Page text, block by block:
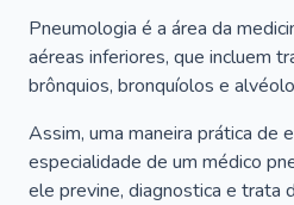
Pneumologia é a área da
aéreas inferiores, que incluem
brônquios, bronquíolos e
Assim, uma maneira prática de
especialidade de um médico
ele previne, diagnostica e trata